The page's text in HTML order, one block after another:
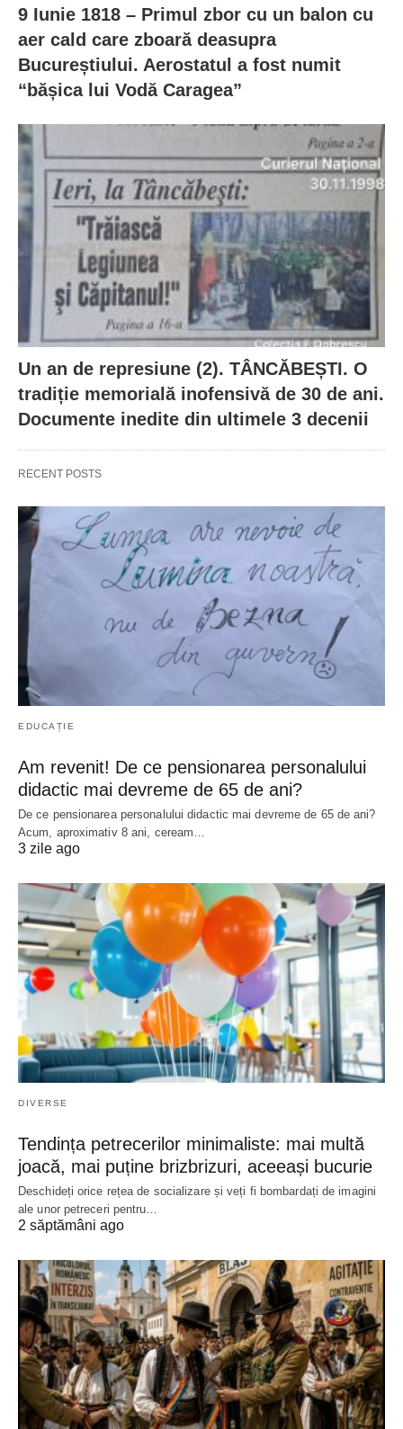
9 Iunie 1818 – Primul zbor cu un balon cu
aer cald care zboară deasupra
Bucureștiului. Aerostatul a fost numit
“bășica lui Vodă Caragea”
Un an de represiune (2). TÂNCĂBEȘTI. O
tradiție memorială inofensivă de 30 de ani.
Documente inedite din ultimele 3 decenii
RECENT POSTS
EDUCAȚIE
Am revenit! De ce pensionarea personalului
didactic mai devreme de 65 de ani?
De ce pensionarea personalului didactic mai devreme de 65 de ani?
Acum, aproximativ 8 ani, ceream…
3 zile ago
DIVERSE
Tendința petrecerilor minimaliste: mai multă
joacă, mai puține brizbrizuri, aceeași bucurie
Deschideți orice rețea de socializare și veți fi bombardați de imagini
ale unor petreceri pentru…
2 săptămâni ago